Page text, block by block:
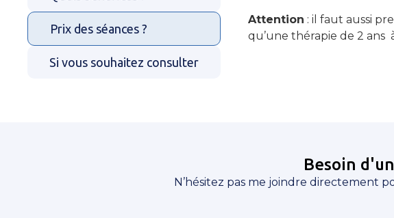
Prix des séances ?
Si vous souhaitez consulter
Attention : il faut aussi
qu’une thérapie de 2 ans
Besoin
N’hésitez pas me joindre directement